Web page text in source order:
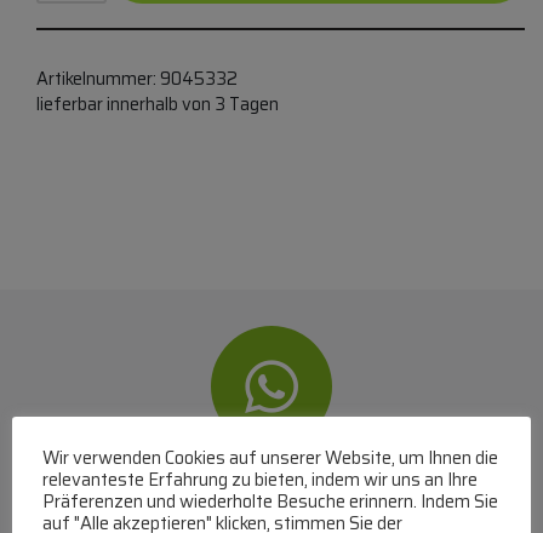
Artikelnummer: 9045332
lieferbar innerhalb von 3 Tagen
WhatsApp
Wir verwenden Cookies auf unserer Website, um Ihnen die
relevanteste Erfahrung zu bieten, indem wir uns an Ihre
Präferenzen und wiederholte Besuche erinnern. Indem Sie
auf "Alle akzeptieren" klicken, stimmen Sie der